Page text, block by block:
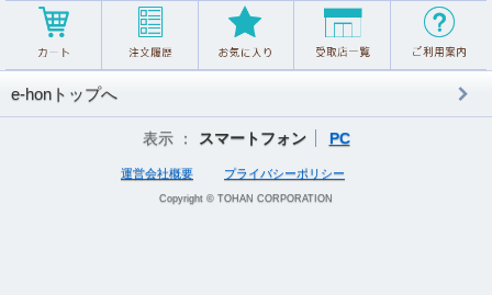
e-honトップへ
表示 ： スマートフォン PC
運営会社概要 プライバシーポリシー
Copyright © TOHAN CORPORATION